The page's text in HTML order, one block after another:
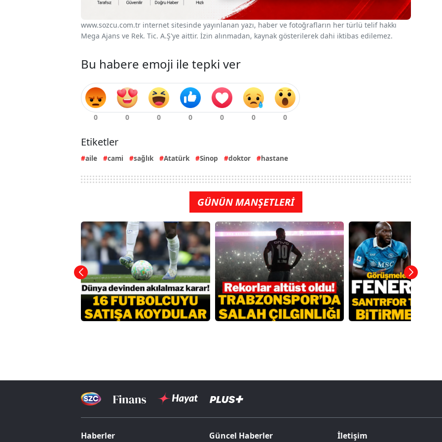
www.sozcu.com.tr internet sitesinde yayınlanan yazı, haber ve fotoğrafların her türlü telif hakkı
Mega Ajans ve Rek. Tic. A.Ş'ye aittir. İzin alınmadan, kaynak gösterilerek dahi iktibas edilemez.
Bu habere emoji ile tepki ver
Etiketler
aile cami sağlık Atatürk Sinop doktor hastane
GÜNÜN MANŞETLERİ
Haberler Güncel Haberler İletişim